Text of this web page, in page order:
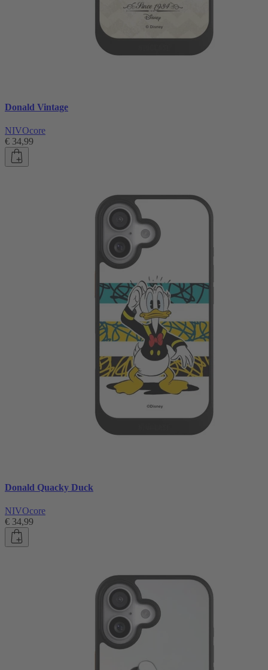
Donald Vintage
NIVOcore
€ 34,99
Donald Quacky Duck
NIVOcore
€ 34,99